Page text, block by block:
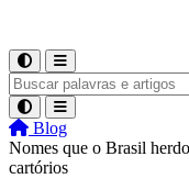
Blog
Nomes que o Brasil
cartórios